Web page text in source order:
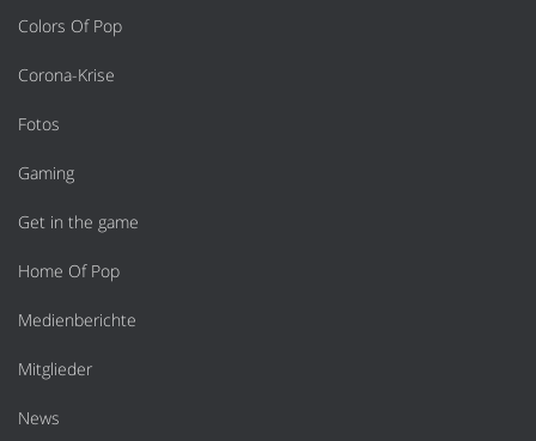
Colors Of Pop
Corona-Krise
Fotos
Gaming
Get in the game
Home Of Pop
Medienberichte
Mitglieder
News